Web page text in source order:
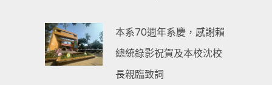
本系70週年系慶，感謝賴
總統錄影祝賀及本校沈校
長親臨致詞